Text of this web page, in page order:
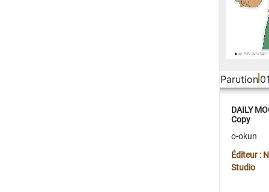
Parution
DAILY
Copy
o-okun
Éditeur :
Studio